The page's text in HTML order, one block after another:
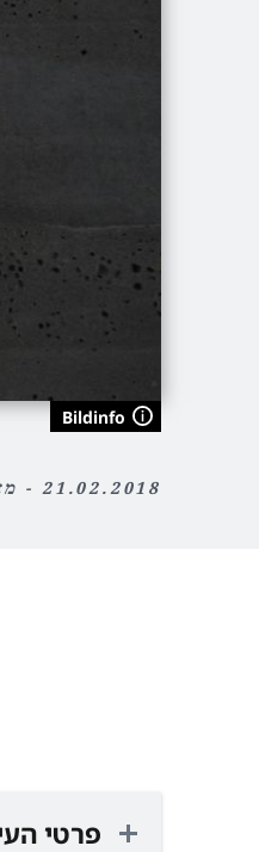
Bildinfo
21.02.2018 - מאמר
פרטי